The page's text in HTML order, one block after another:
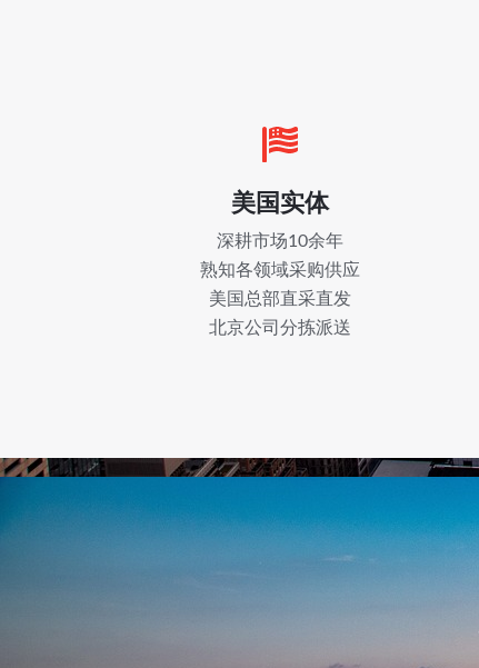
美国实体
深耕市场10余年
熟知各领域采购供应
美国总部直采直发
北京公司分拣派送